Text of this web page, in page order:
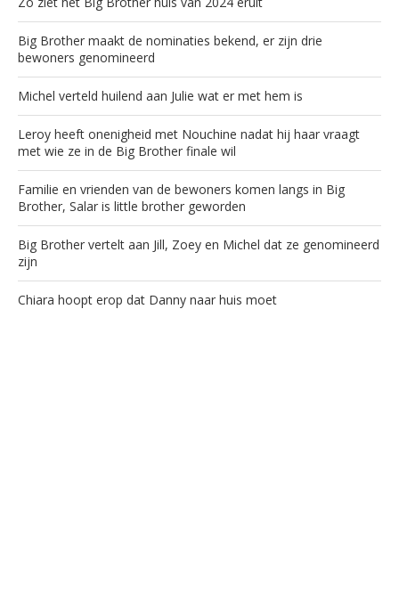
Big Brother maakt de nominaties bekend, er zijn drie
bewoners genomineerd
Michel verteld huilend aan Julie wat er met hem is
Leroy heeft onenigheid met Nouchine nadat hij haar vraagt
met wie ze in de Big Brother finale wil
Familie en vrienden van de bewoners komen langs in Big
Brother, Salar is little brother geworden
Big Brother vertelt aan Jill, Zoey en Michel dat ze genomineerd
zijn
Chiara hoopt erop dat Danny naar huis moet